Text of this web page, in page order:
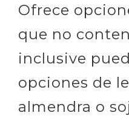
Ofrece
que no
inclusive
opciones de
almendra o